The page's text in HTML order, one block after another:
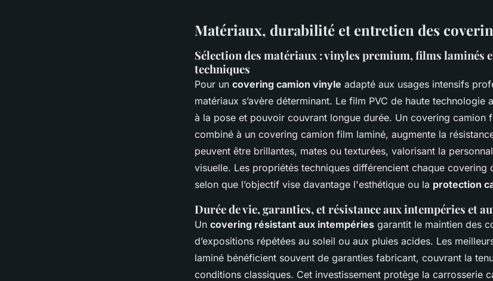
Matériaux, durabilité et entretien des
Sélection des matériaux : vinyles premium, films laminés
techniques
Pour un covering camion vinyle adapté aux usages intensifs
matériaux s’avère déterminant. Le film PVC de haute technologie
à la pose et pouvoir couvrant longue durée. Un covering camion
combiné à un covering camion film laminé, augmente la
peuvent être brillantes, mates ou texturées, valorisant la
visuelle. Les propriétés techniques différencient chaque covering
selon que l’objectif vise davantage l'esthétique ou la protection
Durée de vie, garanties, et résistance aux intempéries et
Un covering résistant aux intempéries garantit le maintien des
d’expositions répétées au soleil ou aux pluies acides. Les
laminé bénéficient souvent de garanties fabricant, couvrant la
conditions classiques. Cet investissement protège la carrosserie